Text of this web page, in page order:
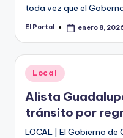
toda vez que el
Publicado
El Portal enero 8,
Publicado
en
Local
Alista
tránsito por
LOCAL | El Gobierno